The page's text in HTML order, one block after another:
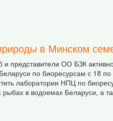
в Минском
и представители ОО БЗК
по биоресурсам с 18
лаборатории НПЦ по
в водоемах Беларуси, а